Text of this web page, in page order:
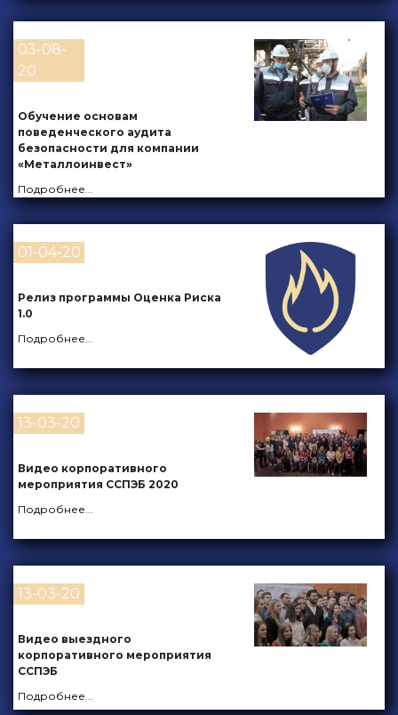
03-08-
20
Обучение основам
поведенческого аудита
безопасности для компании
«Металлоинвест»
Подробнее...
01-04-20
Релиз программы Оценка Риска
1.0
Подробнее...
13-03-20
Видео корпоративного
мероприятия ССПЭБ 2020
Подробнее...
13-03-20
Видео выездного
корпоративного мероприятия
ССПЭБ
Подробнее...